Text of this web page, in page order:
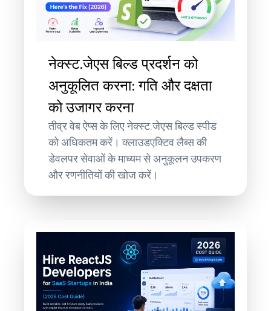
नेक्स्ट.जेएस बिल्ड प्रदर्शन को
अनुकूलित करना: गति और दक्षता
को उजागर करना
तीव्र वेब ऐप्स के लिए नेक्स्ट.जेएस बिल्ड स्पीड
को अधिकतम करें। क्लाउडएक्टिव लैब्स की
डेवलपर सेवाओं के माध्यम से अनुकूलन उपकरण
और रणनीतियों की खोज करें।